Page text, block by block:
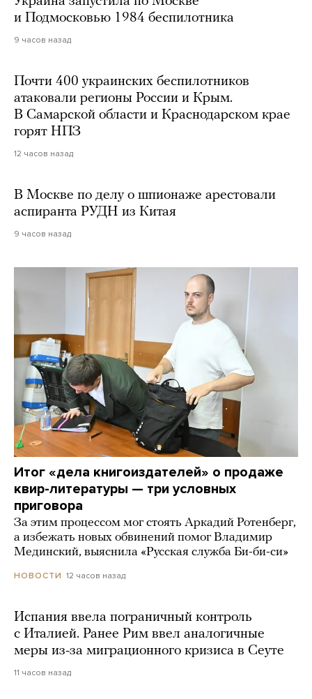
и Подмосковью 1984 беспилотника
9 часов назад
Почти 400 украинских беспилотников
атаковали регионы России и Крым.
В Самарской области и Краснодарском крае
горят НПЗ
12 часов назад
В Москве по делу о шпионаже арестовали
аспиранта РУДН из Китая
9 часов назад
Итог «дела книгоиздателей» о продаже
квир-литературы — три условных
приговора
За этим процессом мог стоять Аркадий Ротенберг,
а избежать новых обвинений помог Владимир
Мединский, выяснила «Русская служба Би-би-си»
НОВОСТИ 12 часов назад
Испания ввела пограничный контроль
с Италией. Ранее Рим ввел аналогичные
меры из-за миграционного кризиса в Сеуте
11 часов назад